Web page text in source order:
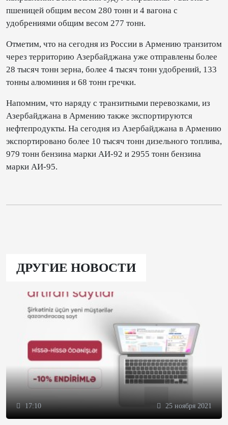
пшеницей общим весом 280 тонн и 4 вагона с
удобрениями общим весом 277 тонн.
Отметим, что на сегодня из России в Армению транзитом
через территорию Азербайджана уже отправлены более
28 тысяч тонн зерна, более 4 тысяч тонн удобрений, 133
тонны алюминия и 68 тонн гречки.
Напомним, что наряду с транзитными перевозками, из
Азербайджана в Армению также экспортируются
нефтепродукты. На сегодня из Азербайджана в Армению
экспортировано более 10 тысяч тонн дизельного топлива,
979 тонн бензина марки АИ-92 и 2955 тонн бензина
марки АИ-95.
ДРУГИЕ НОВОСТИ
17:10 25 ноября 2021